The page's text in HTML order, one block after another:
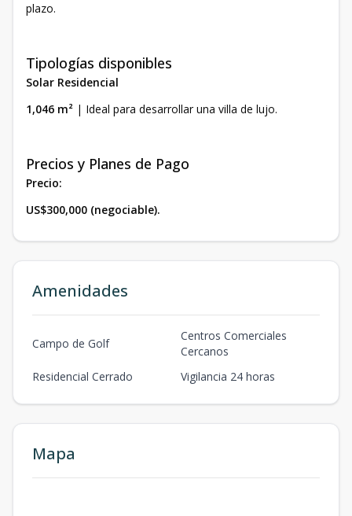
plazo.
Tipologías disponibles
Solar Residencial
1,046 m² | Ideal para desarrollar una villa de lujo.
Precios y Planes de Pago
Precio:
US$300,000 (negociable).
Amenidades
Campo de Golf
Centros Comerciales
Cercanos
Residencial Cerrado
Vigilancia 24 horas
Mapa